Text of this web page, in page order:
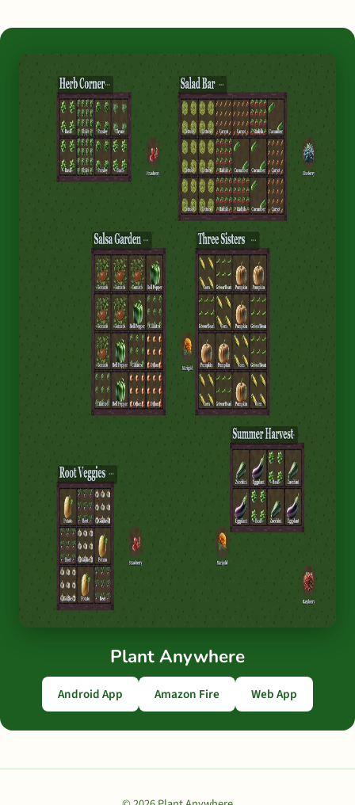
Plant Anywhere
Android App Amazon Fire Web App